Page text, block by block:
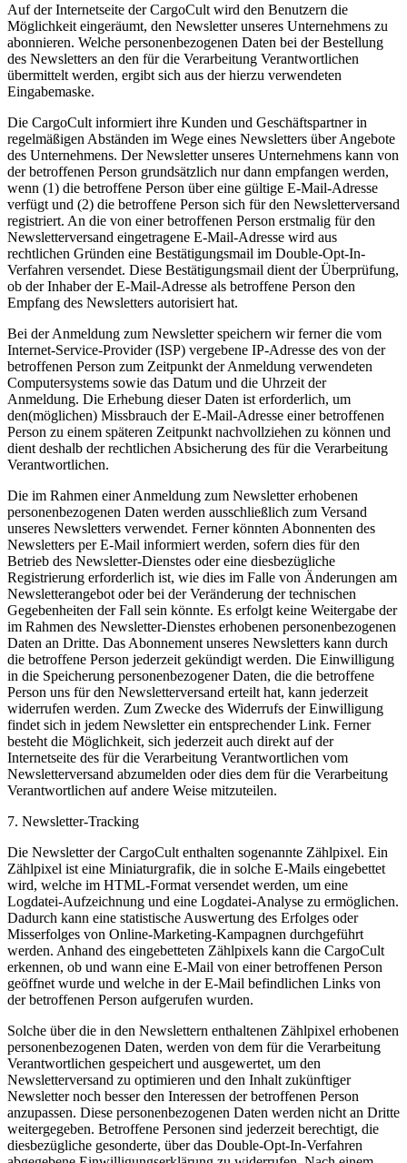
Auf der Internetseite der CargoCult wird den Benutzern die
Möglichkeit eingeräumt, den Newsletter unseres Unternehmens zu
abonnieren. Welche personenbezogenen Daten bei der Bestellung
des Newsletters an den für die Verarbeitung Verantwortlichen
übermittelt werden, ergibt sich aus der hierzu verwendeten
Eingabemaske.
Die CargoCult informiert ihre Kunden und Geschäftspartner in
regelmäßigen Abständen im Wege eines Newsletters über Angebote
des Unternehmens. Der Newsletter unseres Unternehmens kann von
der betroffenen Person grundsätzlich nur dann empfangen werden,
wenn (1) die betroffene Person über eine gültige E-Mail-Adresse
verfügt und (2) die betroffene Person sich für den Newsletterversand
registriert. An die von einer betroffenen Person erstmalig für den
Newsletterversand eingetragene E-Mail-Adresse wird aus
rechtlichen Gründen eine Bestätigungsmail im Double-Opt-In-
Verfahren versendet. Diese Bestätigungsmail dient der Überprüfung,
ob der Inhaber der E-Mail-Adresse als betroffene Person den
Empfang des Newsletters autorisiert hat.
Bei der Anmeldung zum Newsletter speichern wir ferner die vom
Internet-Service-Provider (ISP) vergebene IP-Adresse des von der
betroffenen Person zum Zeitpunkt der Anmeldung verwendeten
Computersystems sowie das Datum und die Uhrzeit der
Anmeldung. Die Erhebung dieser Daten ist erforderlich, um
den(möglichen) Missbrauch der E-Mail-Adresse einer betroffenen
Person zu einem späteren Zeitpunkt nachvollziehen zu können und
dient deshalb der rechtlichen Absicherung des für die Verarbeitung
Verantwortlichen.
Die im Rahmen einer Anmeldung zum Newsletter erhobenen
personenbezogenen Daten werden ausschließlich zum Versand
unseres Newsletters verwendet. Ferner könnten Abonnenten des
Newsletters per E-Mail informiert werden, sofern dies für den
Betrieb des Newsletter-Dienstes oder eine diesbezügliche
Registrierung erforderlich ist, wie dies im Falle von Änderungen am
Newsletterangebot oder bei der Veränderung der technischen
Gegebenheiten der Fall sein könnte. Es erfolgt keine Weitergabe der
im Rahmen des Newsletter-Dienstes erhobenen personenbezogenen
Daten an Dritte. Das Abonnement unseres Newsletters kann durch
die betroffene Person jederzeit gekündigt werden. Die Einwilligung
in die Speicherung personenbezogener Daten, die die betroffene
Person uns für den Newsletterversand erteilt hat, kann jederzeit
widerrufen werden. Zum Zwecke des Widerrufs der Einwilligung
findet sich in jedem Newsletter ein entsprechender Link. Ferner
besteht die Möglichkeit, sich jederzeit auch direkt auf der
Internetseite des für die Verarbeitung Verantwortlichen vom
Newsletterversand abzumelden oder dies dem für die Verarbeitung
Verantwortlichen auf andere Weise mitzuteilen.
7. Newsletter-Tracking
Die Newsletter der CargoCult enthalten sogenannte Zählpixel. Ein
Zählpixel ist eine Miniaturgrafik, die in solche E-Mails eingebettet
wird, welche im HTML-Format versendet werden, um eine
Logdatei-Aufzeichnung und eine Logdatei-Analyse zu ermöglichen.
Dadurch kann eine statistische Auswertung des Erfolges oder
Misserfolges von Online-Marketing-Kampagnen durchgeführt
werden. Anhand des eingebetteten Zählpixels kann die CargoCult
erkennen, ob und wann eine E-Mail von einer betroffenen Person
geöffnet wurde und welche in der E-Mail befindlichen Links von
der betroffenen Person aufgerufen wurden.
Solche über die in den Newslettern enthaltenen Zählpixel erhobenen
personenbezogenen Daten, werden von dem für die Verarbeitung
Verantwortlichen gespeichert und ausgewertet, um den
Newsletterversand zu optimieren und den Inhalt zukünftiger
Newsletter noch besser den Interessen der betroffenen Person
anzupassen. Diese personenbezogenen Daten werden nicht an Dritte
weitergegeben. Betroffene Personen sind jederzeit berechtigt, die
diesbezügliche gesonderte, über das Double-Opt-In-Verfahren